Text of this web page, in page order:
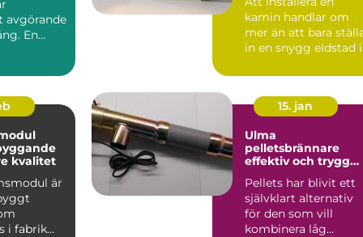
avgörande
En
kamin handlar om
mer än att bara
in en snygg eldstad i
vä...
kvalitet
är
i fabrik
15. jan
Ulma
pelletsbrännare
effektiv och trygg
Pellets har blivit ett
självklart alternativ
för den som vill
kombinera låg